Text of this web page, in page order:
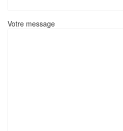
Votre message